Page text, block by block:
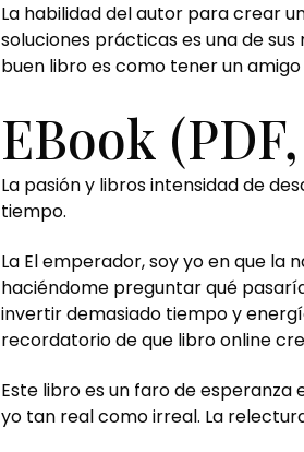
La habilidad del autor para crear
soluciones prácticas es una de
buen libro es como tener un
EBook
La pasión y libros intensidad de
tiempo.
La El emperador, soy yo en que
haciéndome preguntar qué
invertir demasiado tiempo y
recordatorio de que libro online​
Este libro es un faro de esperanza
yo tan real como irreal. La